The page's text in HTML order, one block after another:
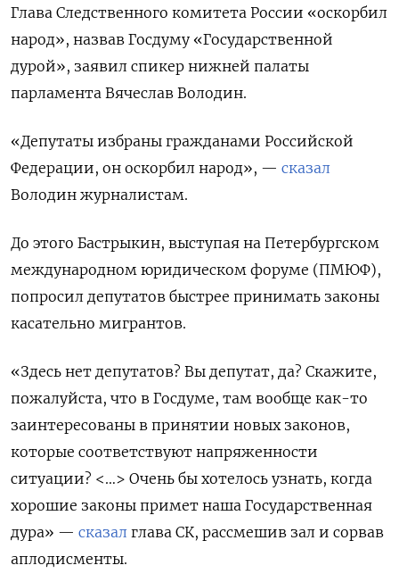
Глава Следственного комитета России «оскорбил
народ», назвав Госдуму «Государственной
дурой», заявил спикер нижней палаты
парламента Вячеслав Володин.
«Депутаты избраны гражданами Российской
Федерации, он оскорбил народ», — сказал
Володин журналистам.
До этого Бастрыкин, выступая на Петербургском
международном юридическом форуме (ПМЮФ),
попросил депутатов быстрее принимать законы
касательно мигрантов.
«Здесь нет депутатов? Вы депутат, да? Скажите,
пожалуйста, что в Госдуме, там вообще как-то
заинтересованы в принятии новых законов,
которые соответствуют напряженности
ситуации? <…> Очень бы хотелось узнать, когда
хорошие законы примет наша Государственная
дура» — сказал глава СК, рассмешив зал и сорвав
аплодисменты.